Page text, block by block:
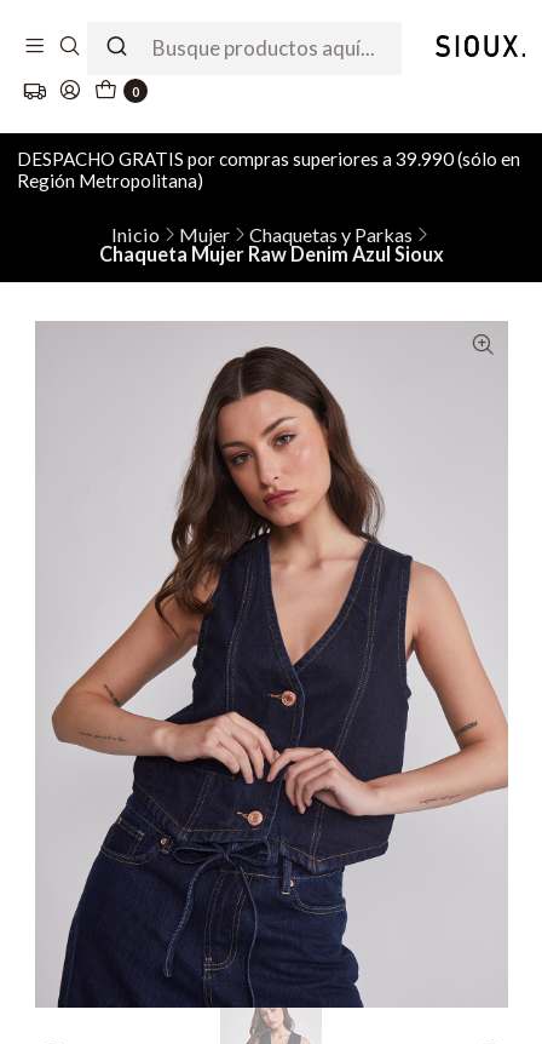
0
DESPACHO GRATIS por compras superiores a 39.990 (sólo en
Región Metropolitana)
Inicio Mujer
Chaquetas y Parkas
Chaqueta Mujer Raw Denim Azul Sioux